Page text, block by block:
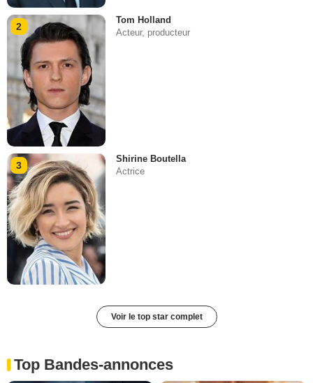
2
Tom Holland
Acteur, producteur
3
Shirine Boutella
Actrice
Voir le top star complet
Top Bandes-annonces